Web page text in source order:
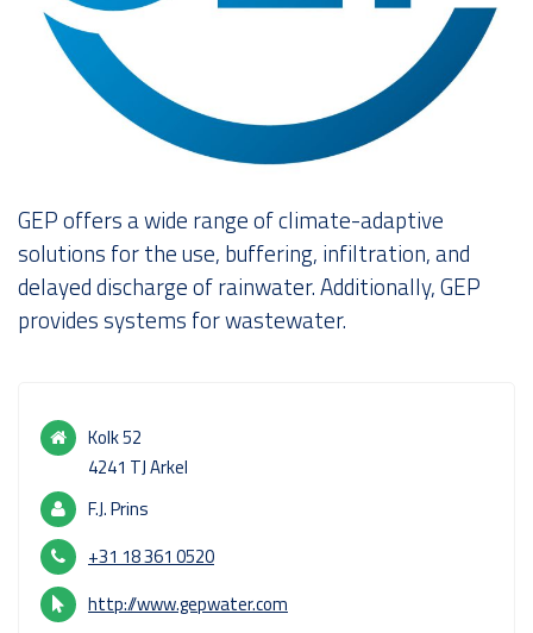
Over ons
GEP offers a wide range of climate-adaptive
solutions for the use, buffering, infiltration, and
delayed discharge of rainwater. Additionally, GEP
provides systems for wastewater.
Kolk 52
4241 TJ Arkel
F.J. Prins
+31 18 361 0520
http://www.gepwater.com